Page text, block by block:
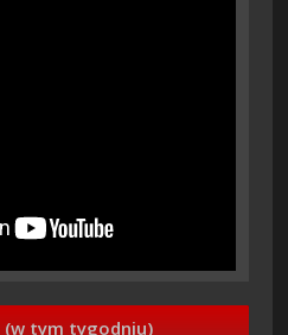
(w tym tygodniu)